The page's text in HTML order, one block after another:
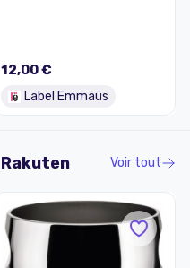
12,00 €
Label Emmaüs
Rakuten Voir tout